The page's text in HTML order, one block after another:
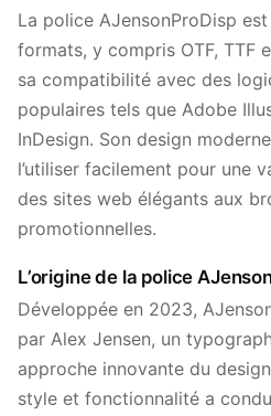
La police AJensonProDisp
formats, y compris OTF, TTF
sa compatibilité avec des
populaires tels que Adobe
InDesign. Son design
l’utiliser facilement pour une
des sites web élégants aux
promotionnelles.
L’origine de la police
Développée en 2023,
par Alex Jensen, un
approche innovante du
style et fonctionnalité a